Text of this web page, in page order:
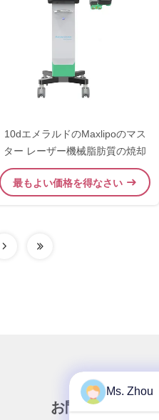
10dエメラルドのMaxlipoのマス
ター レーザー機械脂肪質の焼却
最もよい価格を得なさい
お問い合わせ
Ms. Zhou